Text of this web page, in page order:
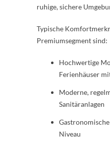
ruhige, sichere
Typische
Premiumsegment sind:
Hochwertige
Ferienhäuser
Moderne,
Sanitäranlagen
Niveau